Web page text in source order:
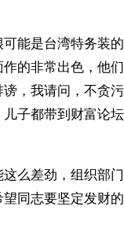
能是台湾特务装
的非常出色，他
，我请问，不贪
子都带到财富论
么差劲，组织部
同志要坚定发财